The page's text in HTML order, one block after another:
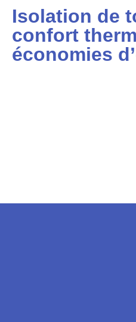
Isolation de
confort
économies